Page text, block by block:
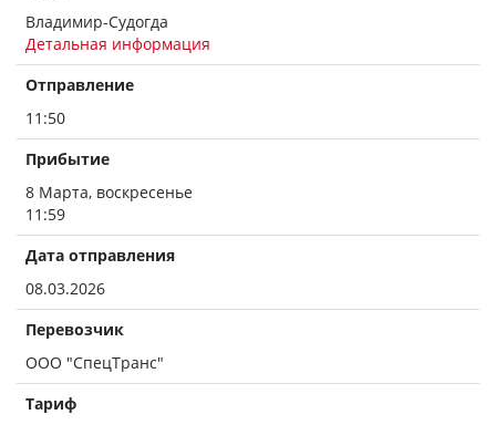
Владимир-Судогда
Детальная информация
Отправление
11:50
Прибытие
8 Марта, воскресенье
11:59
Дата отправления
08.03.2026
Перевозчик
ООО "СпецТранс"
Тариф